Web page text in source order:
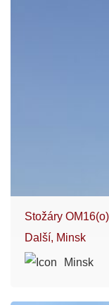
Stožáry
Další, Minsk
Minsk